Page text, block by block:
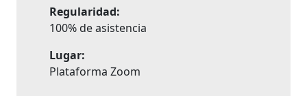
Regularidad:
100% de asistencia
Lugar:
Plataforma Zoom